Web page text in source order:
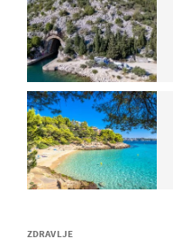
ZDRAVLJE